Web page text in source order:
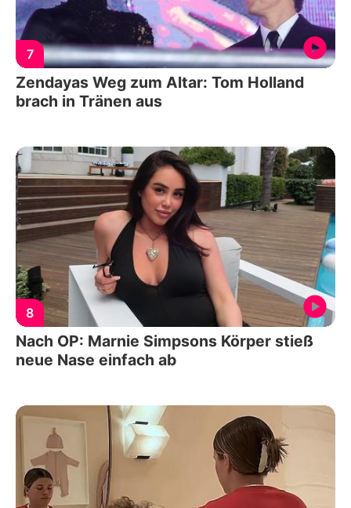
7
Zendayas Weg zum Altar: Tom Holland
brach in Tränen aus
8
Nach OP: Marnie Simpsons Körper stieß
neue Nase einfach ab